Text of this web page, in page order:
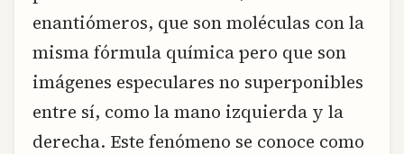
enantiómeros, que son moléculas con la
misma fórmula química pero que son
imágenes especulares no superponibles
entre sí, como la mano izquierda y la
derecha. Este fenómeno se conoce como